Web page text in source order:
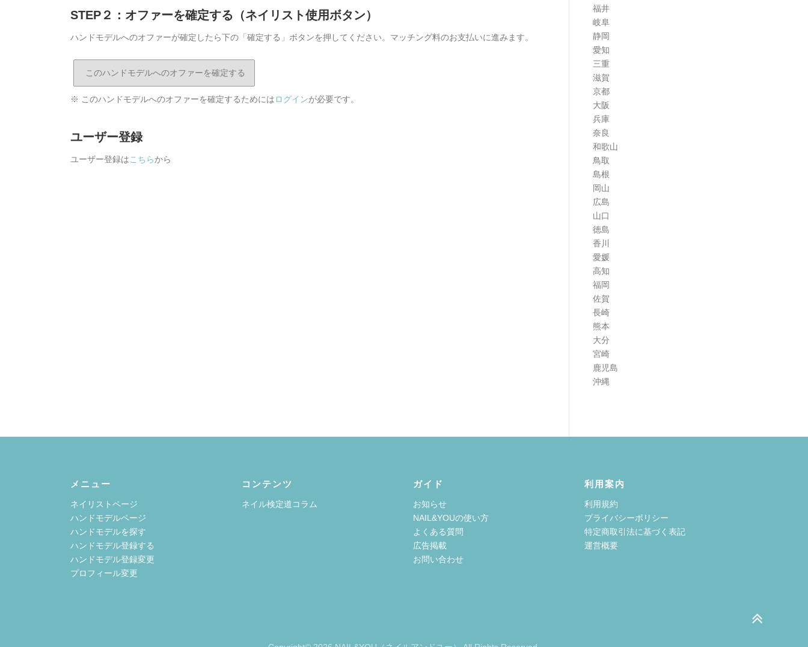
STEP２：オファーを確定する（ネイリスト使用ボタン）
ハンドモデルへのオファーが確定したら下の「確定する」ボタンを押してください。マッチング料のお支払いに進みます。
※ このハンドモデルへのオファーを確定するためにはログインが必要です。
ユーザー登録
ユーザー登録はこちらから
福井
岐阜
静岡
愛知
三重
滋賀
京都
大阪
兵庫
奈良
和歌山
鳥取
島根
岡山
広島
山口
徳島
香川
愛媛
高知
福岡
佐賀
長崎
熊本
大分
宮崎
鹿児島
沖縄
メニュー
ネイリストページ
ハンドモデルページ
ハンドモデルを探す
ハンドモデル登録する
ハンドモデル登録変更
プロフィール変更
コンテンツ
ネイル検定道コラム
ガイド
お知らせ
NAIL&YOUの使い方
よくある質問
広告掲載
お問い合わせ
利用案内
利用規約
プライバシーポリシー
特定商取引法に基づく表記
運営概要